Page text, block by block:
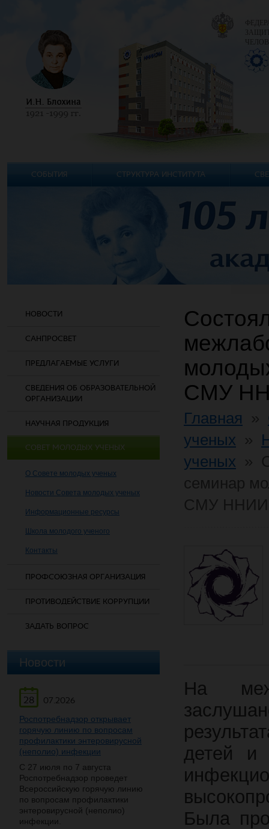
НОВОСТИ
САНПРОСВЕТ
ПРЕДЛАГАЕМЫЕ УСЛУГИ
СВЕДЕНИЯ ОБ ОБРАЗОВАТЕЛЬНОЙ
ОРГАНИЗАЦИИ
НАУЧНАЯ ПРОДУКЦИЯ
СОВЕТ МОЛОДЫХ УЧЕНЫХ
О Совете молодых ученых
Новости Совета молодых ученых
Информационные ресурсы
Школа молодого ученого
Контакты
ПРОФСОЮЗНАЯ ОРГАНИЗАЦИЯ
ПРОТИВОДЕЙСТВИЕ КОРРУПЦИИ
ЗАДАТЬ ВОПРОС
Новости
28
07.2026
Роспотребнадзор открывает
горячую линию по вопросам
профилактики энтеровирусной
(неполио) инфекции
С 27 июля по 7 августа
Роспотребнадзор проведет
Всероссийскую горячую линию
по вопросам профилактики
энтеровирусной (неполио)
инфекции.
СМУ
Главная
ученых
ученых
На
детей и
Была
СОБЫТИЯ СТРУКТУРА ИНСТИТУТА